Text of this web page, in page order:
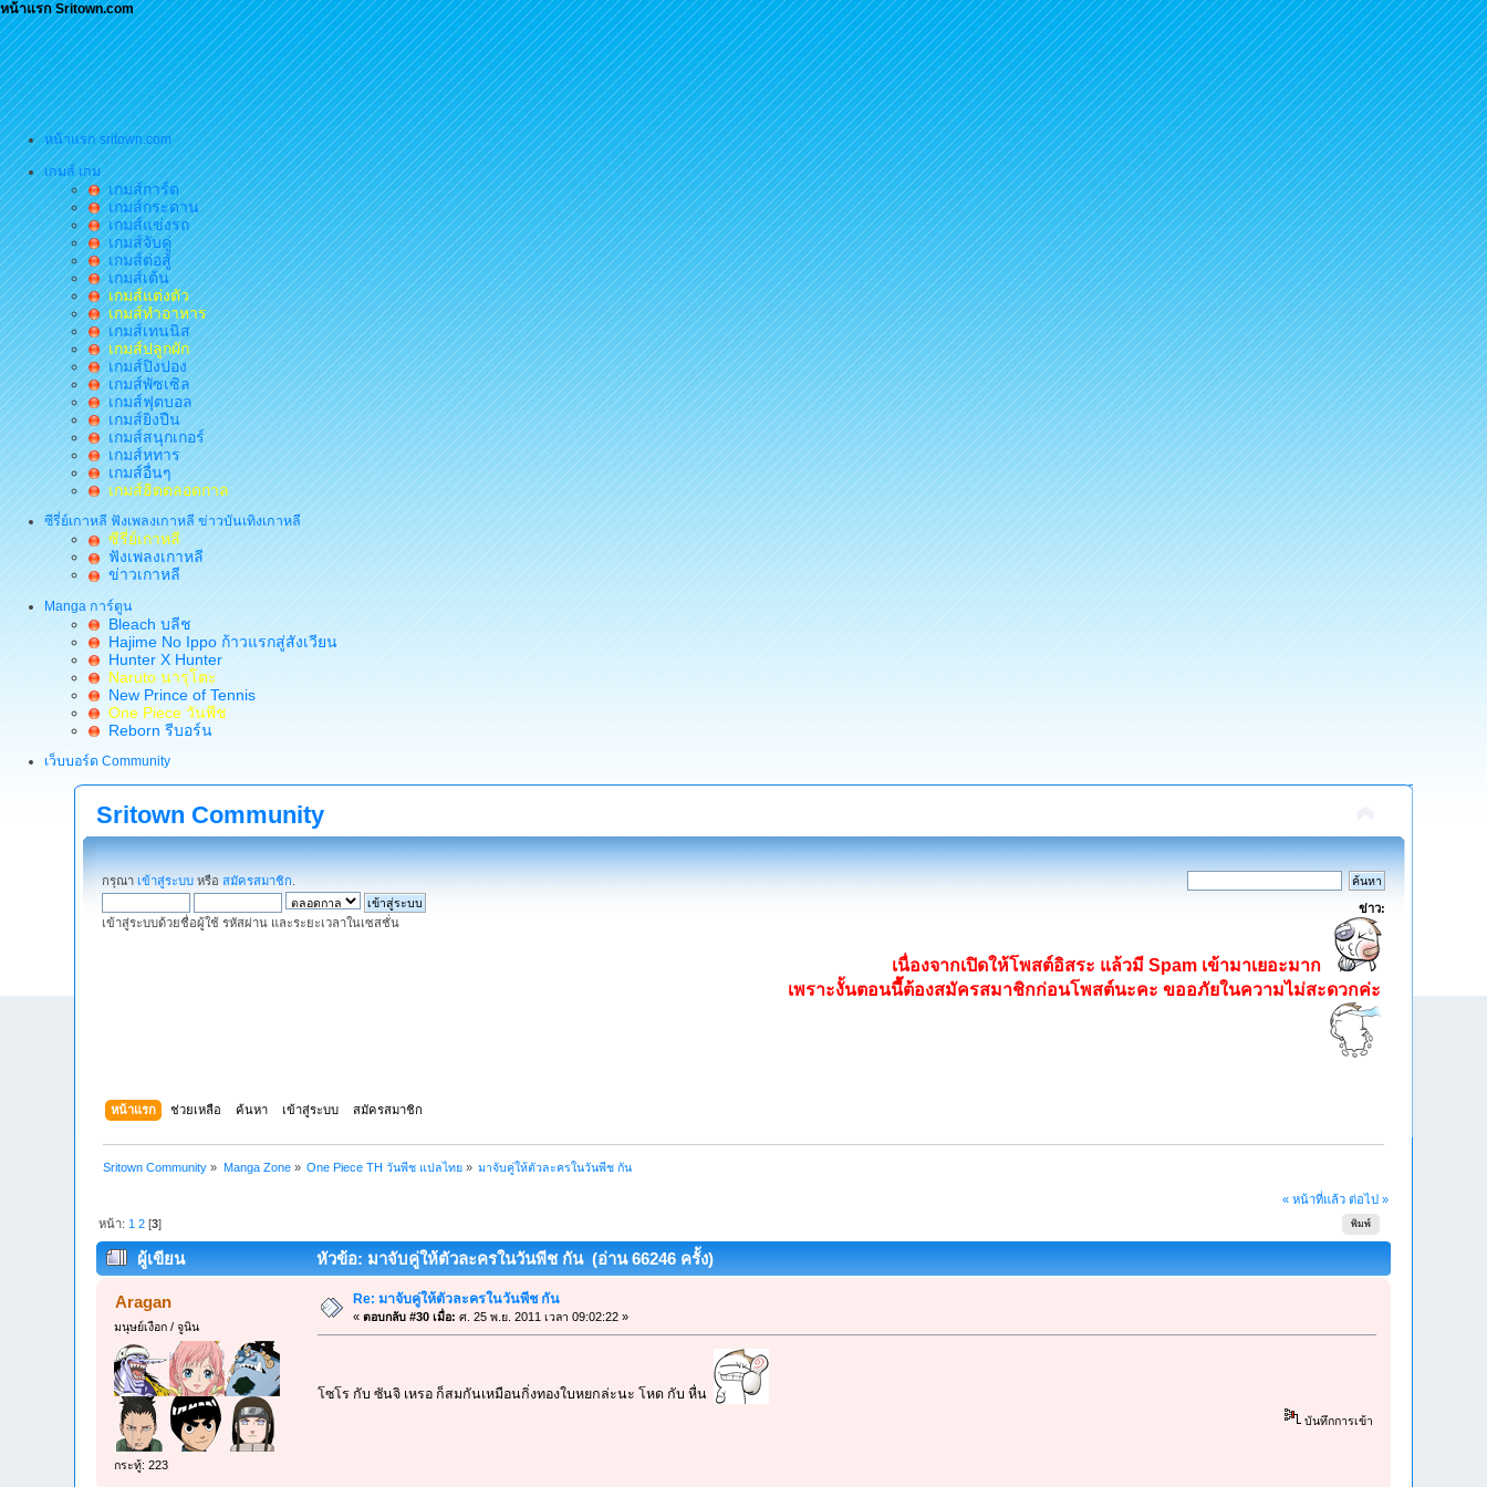
หน้าแรก Sritown.com
หน้าแรก sritown.com
เกมส์ เกม
เกมส์การ์ด
เกมส์กระดาน
เกมส์แข่งรถ
เกมส์จับคู่
เกมส์ต่อสู้
เกมส์เต้น
เกมส์แต่งตัว
เกมส์ทำอาหาร
เกมส์เทนนิส
เกมส์ปลูกผัก
เกมส์ปิงปอง
เกมส์พัซเซิล
เกมส์ฟุตบอล
เกมส์ยิงปืน
เกมส์สนุกเกอร์
เกมส์หทาร
เกมส์อื่นๆ
เกมส์ฮิตตลอดกาล
ซีรี่ย์เกาหลี ฟังเพลงเกาหลี ข่าวบันเทิงเกาหลี
ซีรี่ย์เกาหลี
ฟังเพลงเกาหลี
ข่าวเกาหลี
Manga การ์ตูน
Bleach บลีช
Hajime No Ippo ก้าวแรกสู่สังเวียน
Hunter X Hunter
Naruto นารุโตะ
New Prince of Tennis
One Piece วันพีช
Reborn รีบอร์น
เว็บบอร์ด Community
Sritown Community
กรุณา เข้าสู่ระบบ หรือสมัครสมาชิก
เข้าสู่ระบบด้วยชื่อผู้ใช้ รหัสผ่าน และระยะเวลาในเซสชั่น
ข่าว:
เนื่องจากเปิดให้โพสต์อิสระ แล้วมี Spam เข้ามาเยอะมาก
เพราะงั้นตอนนี้ต้องสมัครสมาชิกก่อนโพสต์นะคะ ขออภัยในความไม่สะดวกค่ะ
หน้าแรก ช่วยเหลือ ค้นหา เข้าสู่ระบบ สมัครสมาชิก
Sritown Community » Manga Zone» One Piece TH วันพีช แปลไทย » มาจับคู่ให้ตัวละครในวันพีช กัน
« หน้าที่แล้ว ต่อไป »
พิมพ์
หน้า: 1 2 [3]
ผู้เขียน หัวข้อ: มาจับคู่ให้ตัวละครในวันพีช กัน (อ่าน 66246 ครั้ง)
Aragan
มนุษย์เงือก / จูนิน
กระทู้: 223
Re: มาจับคู่ให้ตัวละครในวันพีช กัน
«ตอบกลับ #30 เมื่อ: ศ. 25 พ.ย. 2011 เวลา 09:02:22 »
โซโร กับ ซันจิ เหรอ ก็สมกันเหมือนกิ่งทองใบหยกล่ะนะ โหด กับ หื่น
บันทึกการเข้า